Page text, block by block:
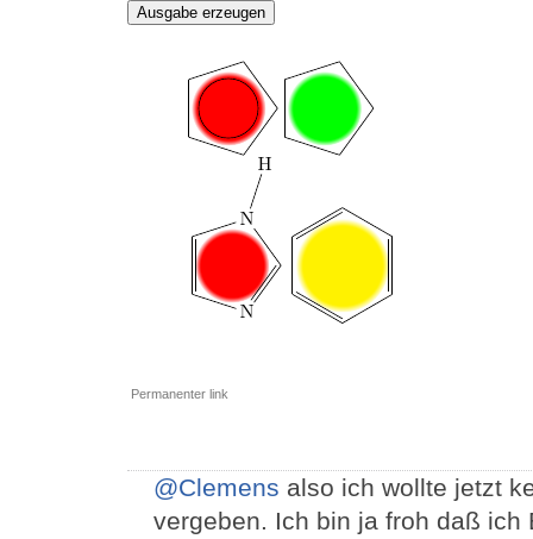
Ausgabe erzeugen
Permanenter link
@Clemens also ich wollte jetzt
vergeben. Ich bin ja froh daß ich